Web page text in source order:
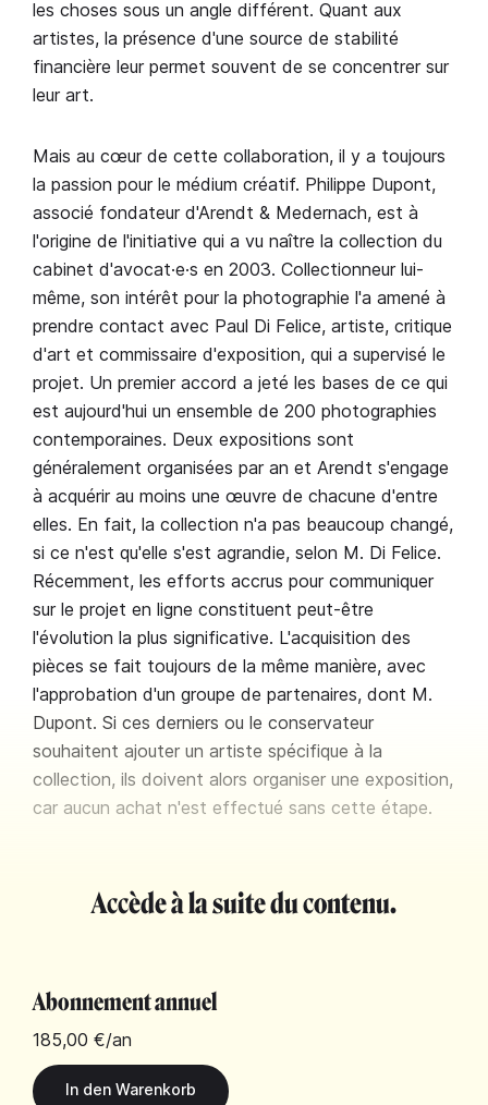
les choses sous un angle différent. Quant aux
artistes, la présence d'une source de stabilité
financière leur permet souvent de se concentrer sur
leur art.
Mais au cœur de cette collaboration, il y a toujours
la passion pour le médium créatif. Philippe Dupont,
associé fondateur d'Arendt & Medernach, est à
l'origine de l'initiative qui a vu naître la collection du
cabinet d'avocat·e·s en 2003. Collectionneur lui-
même, son intérêt pour la photographie l'a amené à
prendre contact avec Paul Di Felice, artiste, critique
d'art et commissaire d'exposition, qui a supervisé le
projet. Un premier accord a jeté les bases de ce qui
est aujourd'hui un ensemble de 200 photographies
contemporaines. Deux expositions sont
généralement organisées par an et Arendt s'engage
à acquérir au moins une œuvre de chacune d'entre
elles. En fait, la collection n'a pas beaucoup changé,
si ce n'est qu'elle s'est agrandie, selon M. Di Felice.
Récemment, les efforts accrus pour communiquer
sur le projet en ligne constituent peut-être
l'évolution la plus significative. L'acquisition des
pièces se fait toujours de la même manière, avec
l'approbation d'un groupe de partenaires, dont M.
Dupont. Si ces derniers ou le conservateur
souhaitent ajouter un artiste spécifique à la
collection, ils doivent alors organiser une exposition,
car aucun achat n'est effectué sans cette étape.
Accède à la suite du contenu.
Abonnement annuel
185,00 €/an